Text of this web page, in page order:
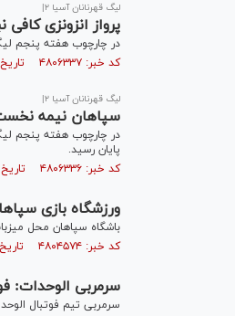
لیگ قهرنانان آسیا ۲|
پرواز انزونزی
در چارچوب هفته پنجم لیگ قهرمانان آسیا ۲، تیم‌های سپاهان و الوحدات به
کد خبر: ۴۸۰۶۳۳۷ تاریخ انتشار : ۱۴۰۳/۰۹/۰۶
لیگ قهرنانان آسیا ۲|
سپاهان نیمه
پایان رسید.
کد خبر: ۴۸۰۶۳۳۶ تاریخ انتشار : ۱۴۰۳/۰۹/۰۶
ورزشگاه بازی
باشگاه سپاهان محل
کد خبر: ۴۸۰۴۵۷۴ تاریخ انتشار : ۱۴۰۳/۰۸/۲۷
سرمربی الوحدات:
سرمربی تیم فوتبال